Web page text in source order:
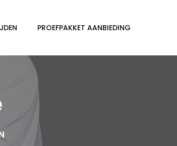
PROEFPAKKET AANBIEDING